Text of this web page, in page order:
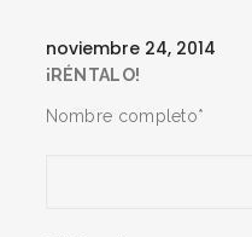
noviembre 24, 2014
¡RÉNTALO!
Nombre completo*